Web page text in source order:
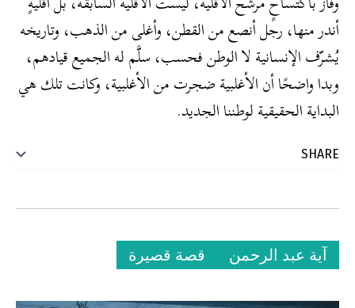
أندر منها، رجل أنصع من القطن، وأغلى من الذهب، وتاريخه
يُشرّف الإنسانية لا الوطن فحسب، سلَّم له الجميع قيادهم،
وبدا واضحًا أن الأغلبية ضجرت من الأغلبية، وكانت تلك هي
البداية الحقيقية لوطننا الجديد.
آية عبد الرحمن قصة قصيرة